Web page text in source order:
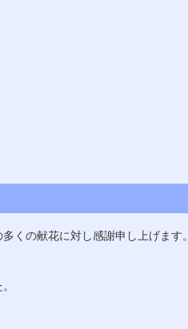
くの献花に対し感謝申し上げます。